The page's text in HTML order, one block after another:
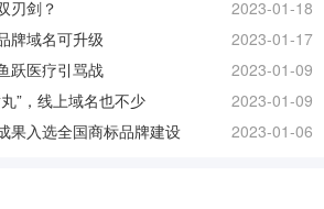
刃剑？
2023-01-18
牌域名可升级
2023-01-17
跃医疗引骂战
2023-01-09
”，线上域名也不少
2023-01-09
果入选全国商标品牌建设
2023-01-06